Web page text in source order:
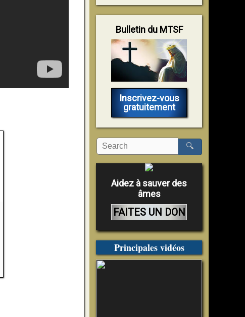
Bulletin du MTSF
Inscrivez-vous
gratuitement
🔍
Aidez à sauver des
âmes
FAITES UN DON
Principales vidéos